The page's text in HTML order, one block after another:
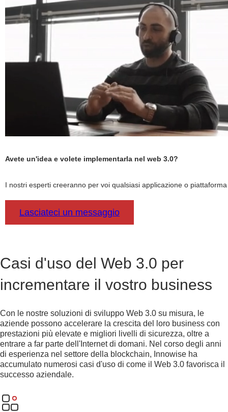
Avete un'idea e volete implementarla nel web 3.0?
I nostri esperti creeranno per voi qualsiasi applicazione o piattaforma
Lasciateci un messaggio
Casi d'uso del Web 3.0 per
incrementare il vostro business
Con le nostre soluzioni di sviluppo Web 3.0 su misura, le
aziende possono accelerare la crescita del loro business con
prestazioni più elevate e migliori livelli di sicurezza, oltre a
entrare a far parte dell'Internet di domani. Nel corso degli anni
di esperienza nel settore della blockchain, Innowise ha
accumulato numerosi casi d'uso di come il Web 3.0 favorisca il
successo aziendale.